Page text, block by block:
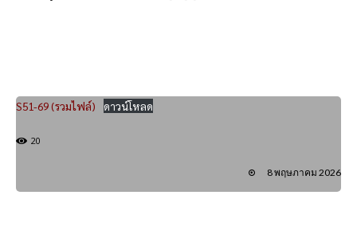
S51-69 (รวมไฟล์) ดาวน์โหลด
20
8 พฤษภาคม 2026